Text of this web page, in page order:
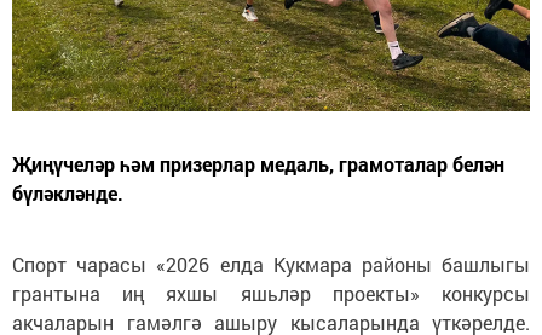
Җиңүчеләр һәм призерлар медаль, грамоталар белән
бүләкләнде.
Спорт чарасы «2026 елда Кукмара районы башлыгы
грантына иң яхшы яшьләр проекты» конкурсы
акчаларын гамәлгә ашыру кысаларында үткәрелде.